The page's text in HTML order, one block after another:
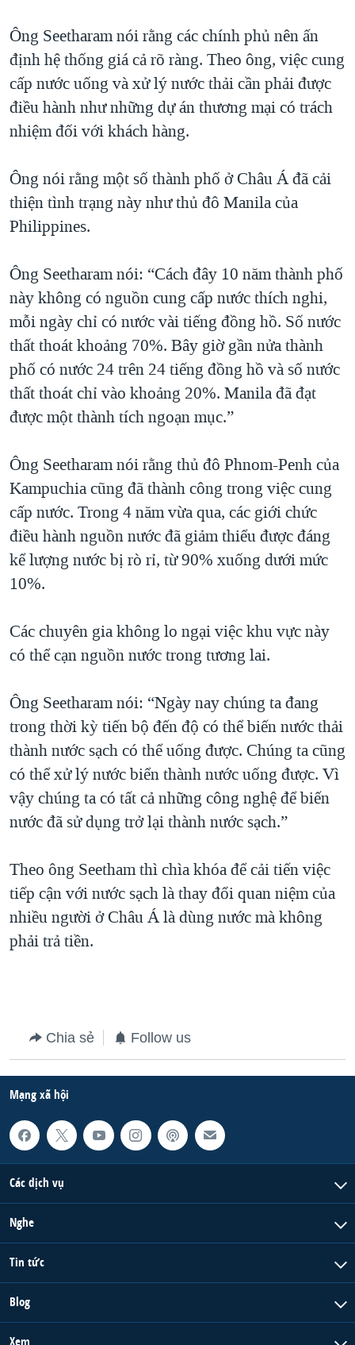
Ông Seetharam nói rằng các chính phủ nên ấn
định hệ thống giá cả rõ ràng. Theo ông, việc cung
cấp nước uống và xử lý nước thải cần phải được
điều hành như những dự án thương mại có trách
nhiệm đối với khách hàng.
Ông nói rằng một số thành phố ở Châu Á đã cải
thiện tình trạng này như thủ đô Manila của
Philippines.
Ông Seetharam nói: “Cách đây 10 năm thành phố
này không có nguồn cung cấp nước thích nghi,
mỗi ngày chỉ có nước vài tiếng đồng hồ. Số nước
thất thoát khoảng 70%. Bây giờ gần nửa thành
phố có nước 24 trên 24 tiếng đồng hồ và số nước
thất thoát chỉ vào khoảng 20%. Manila đã đạt
được một thành tích ngoạn mục.”
Ông Seetharam nói rằng thủ đô Phnom-Penh của
Kampuchia cũng đã thành công trong việc cung
cấp nước. Trong 4 năm vừa qua, các giới chức
điều hành nguồn nước đã giảm thiểu được đáng
kể lượng nước bị rò rỉ, từ 90% xuống dưới mức
10%.
Các chuyên gia không lo ngại việc khu vực này
có thể cạn nguồn nước trong tương lai.
Ông Seetharam nói: “Ngày nay chúng ta đang
trong thời kỳ tiến bộ đến độ có thể biến nước thải
thành nước sạch có thể uống được. Chúng ta cũng
có thể xử lý nước biển thành nước uống được. Vì
vậy chúng ta có tất cả những công nghệ để biến
nước đã sử dụng trở lại thành nước sạch.”
Theo ông Seetham thì chìa khóa để cải tiến việc
tiếp cận với nước sạch là thay đổi quan niệm của
nhiều người ở Châu Á là dùng nước mà không
phải trả tiền.
Chia sẻ Follow us
Mạng xã hội
Các dịch vụ
Nghe
Tin tức
Blog